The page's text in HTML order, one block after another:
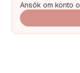
Ansök om konto